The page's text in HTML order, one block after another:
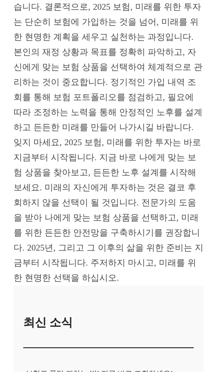
습니다. 결론적으로, 2025 보험, 미래를 위한 투자
는 단순히 보험에 가입하는 것을 넘어, 미래를 위
한 현명한 계획을 세우고 실천하는 과정입니다.
본인의 재정 상황과 목표를 정확히 파악하고, 자
신에게 맞는 보험 상품을 선택하여 체계적으로 관
리하는 것이 중요합니다. 정기적인 가입 내역 조
회를 통해 보험 포트폴리오를 점검하고, 필요에
따라 조정하는 노력을 통해 안정적인 노후를 설계
하고 든든한 미래를 만들어 나가시길 바랍니다.
잊지 마세요, 2025 보험, 미래를 위한 투자는 바로
지금부터 시작됩니다. 지금 바로 나에게 맞는 보
험 상품을 찾아보고, 든든한 노후 설계를 시작해
보세요. 미래의 자신에게 투자하는 것은 결코 후
회하지 않을 선택이 될 것입니다. 전문가의 도움
을 받아 나에게 맞는 보험 상품을 선택하고, 미래
를 위한 든든한 안전망을 구축하시기를 권장합니
다. 2025년, 그리고 그 이후의 삶을 위한 준비는 지
금부터 시작됩니다. 주저하지 마시고, 미래를 위
한 현명한 선택을 하십시오.
최신 소식